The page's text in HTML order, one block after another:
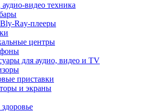
видео техника
Ray-плееры
центры
для аудио, видео и TV
приставки
и экраны